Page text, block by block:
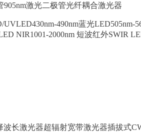
905nm激光二极管光纤耦合激光器
UVLED430nm-490nm蓝光LED505nm-
NIR1001-2000nm 短波红外SWIR
波长激光器超辐射宽带激光器插拔式